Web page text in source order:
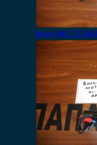
Rover MG TF